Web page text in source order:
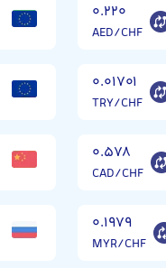
۰.۲۲۰
AED/CHF
۰.۰۱۷۰۱
TRY/CHF
۰.۵۷۸
CAD/CHF
۰.۱۹۷۹
MYR/CHF